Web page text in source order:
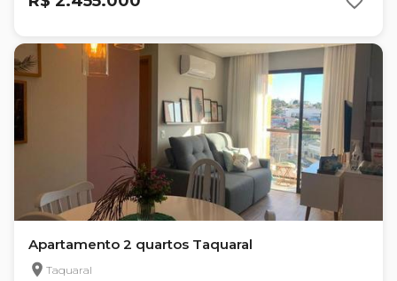
Apartamento 2 quartos Taquaral
Taquaral